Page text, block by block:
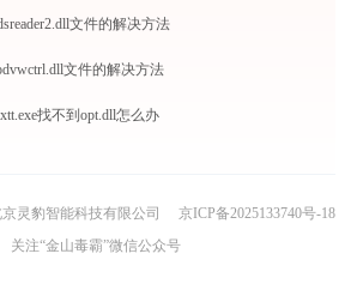
文件的解决方法
文件的解决方法
找不到opt.dll怎么办
灵豹智能科技有限公司
京ICP备2025133740号-18
关注“金山毒霸”微信公众号